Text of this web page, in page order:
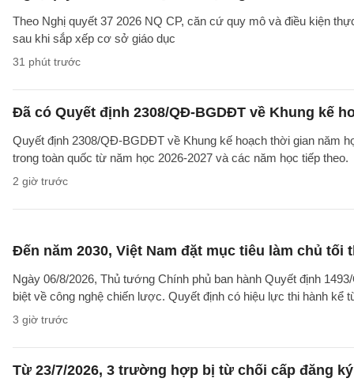
Theo Nghị quyết 37 2026 NQ CP, căn cứ quy mô và điều kiện
sau khi sắp xếp cơ sở giáo dục
31 phút trước
Đã có Quyết định 2308/QĐ-BGDĐT về Khung kế
Quyết định 2308/QĐ-BGDĐT về Khung kế hoạch thời gian năm
trong toàn quốc từ năm học 2026-2027 và các năm học tiếp theo.
2 giờ trước
Đến năm 2030, Việt Nam đặt mục tiêu làm chủ
Ngày 06/8/2026, Thủ tướng Chính phủ ban hành Quyết định
biệt về công nghệ chiến lược. Quyết định có hiệu lực thi hành kể
3 giờ trước
Từ 23/7/2026, 3 trường hợp bị từ chối cấp đăng